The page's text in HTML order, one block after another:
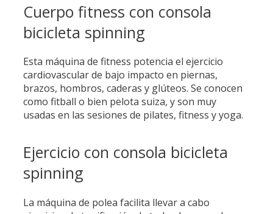
Cuerpo fitness con consola
bicicleta spinning
Esta máquina de fitness potencia el ejercicio
cardiovascular de bajo impacto en piernas,
brazos, hombros, caderas y glúteos. Se conocen
como fitball o bien pelota suiza, y son muy
usadas en las sesiones de pilates, fitness y yoga.
Ejercicio con consola bicicleta
spinning
La máquina de polea facilita llevar a cabo